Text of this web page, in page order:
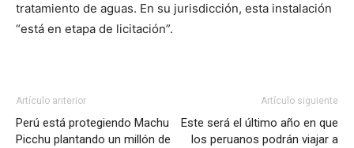
tratamiento de aguas. En su jurisdicción, esta instalación
“está en etapa de licitación”.
Artículo anterior
Perú está protegiendo Machu
Picchu plantando un millón de
Artículo siguiente
Este será el último año en que
los peruanos podrán viajar a